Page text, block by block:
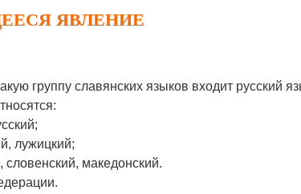
ЯВЛЕНИЕ
группу славянских языков входит русский
лужицкий;
словенский, македонский.